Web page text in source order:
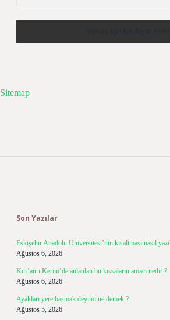
Sitemap
Son Yazılar
Eskişehir Anadolu Üniversitesi’nin kısaltması nasıl
Ağustos 6, 2026
Kur’an-ı Kerim’de anlatılan bu kıssaların amacı nedir ?
Ağustos 6, 2026
Ayakları yere basmak deyimi ne demek ?
Ağustos 5, 2026